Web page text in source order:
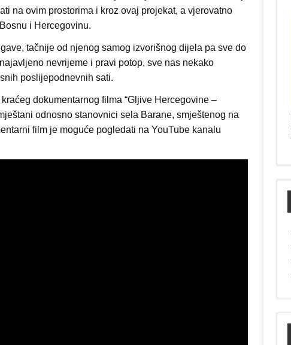
na ovim prostorima i kroz ovaj projekat, a vjerovatno
i Hercegovinu.
tačnije od njenog samog izvorišnog dijela pa sve do
nevrijeme i pravi potop, sve nas nekako
poslijepodnevnih sati.
dokumentarnog filma “Gljive Hercegovine –
odnosno stanovnici sela Barane, smještenog na
film je moguće pogledati na YouTube kanalu